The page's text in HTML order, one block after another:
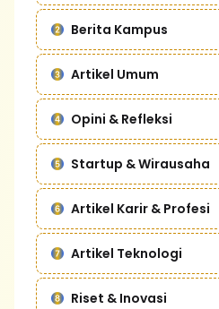
Berita Kampus
Artikel Umum
Opini & Refleksi
Startup & Wirausaha
Artikel Karir & Profesi
Artikel Teknologi
Riset & Inovasi